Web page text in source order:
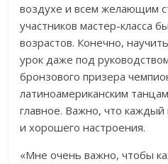
воздухе и всем желающим
участников мастер-класса
возрастов. Конечно,
урок даже под
бронзового призера
латиноамериканским
главное. Важно, что
и хорошего настроения.
«Мне очень важно, чтобы